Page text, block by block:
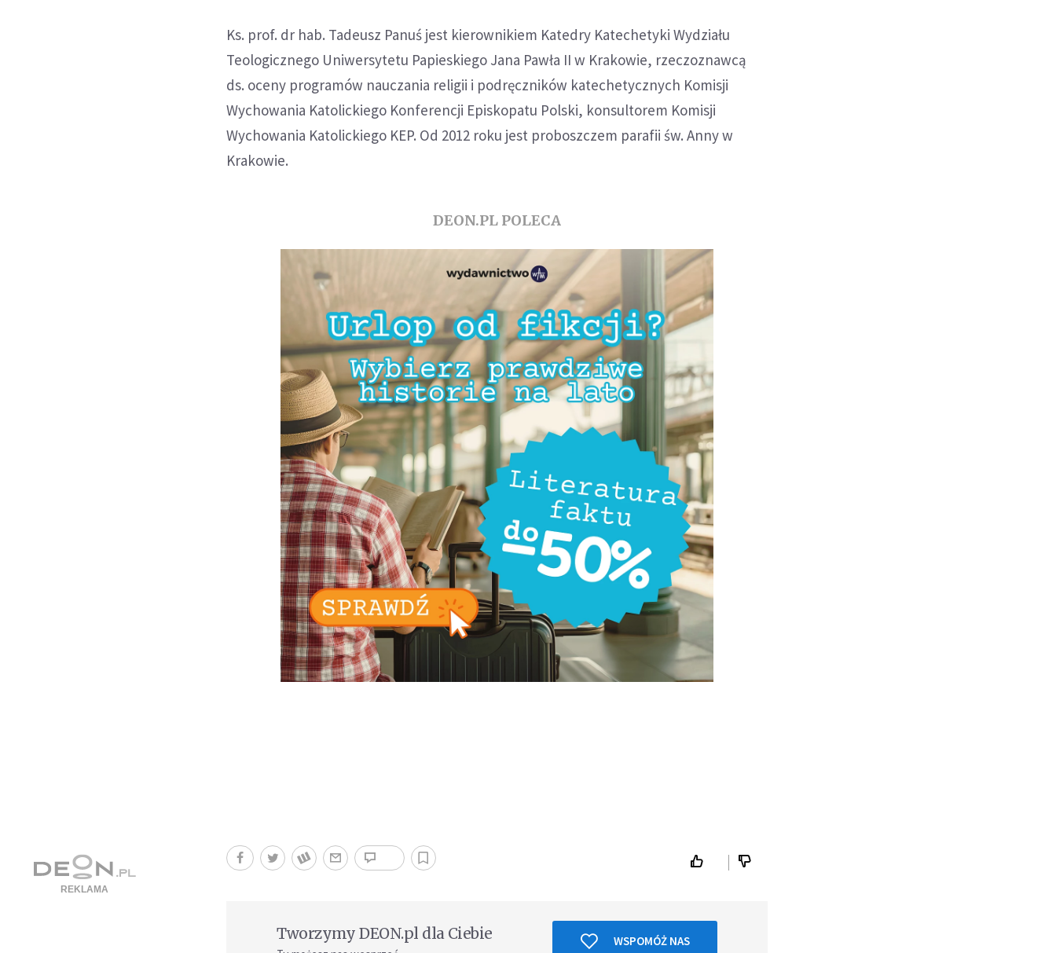
Ks. prof. dr hab. Tadeusz Panuś jest kierownikiem Katedry Katechetyki Wydziału
Teologicznego Uniwersytetu Papieskiego Jana Pawła II w Krakowie, rzeczoznawcą
ds. oceny programów nauczania religii i podręczników katechetycznych Komisji
Wychowania Katolickiego Konferencji Episkopatu Polski, konsultorem Komisji
Wychowania Katolickiego KEP. Od 2012 roku jest proboszczem parafii św. Anny w
Krakowie.
DEON.PL POLECA
Tworzymy DEON.pl dla Ciebie WSPOMÓŻ NAS